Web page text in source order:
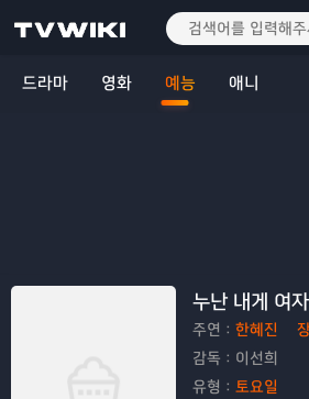
드라마 영화 예능 애니
누난 내게 여
주연： 한혜진
감독： 이선희
유형： 토요일